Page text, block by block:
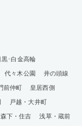
黒･白金高輪
代々木公園
井の頭線
前仲町
皇居西側
戸越・大井町
森下・住吉
浅草・蔵前